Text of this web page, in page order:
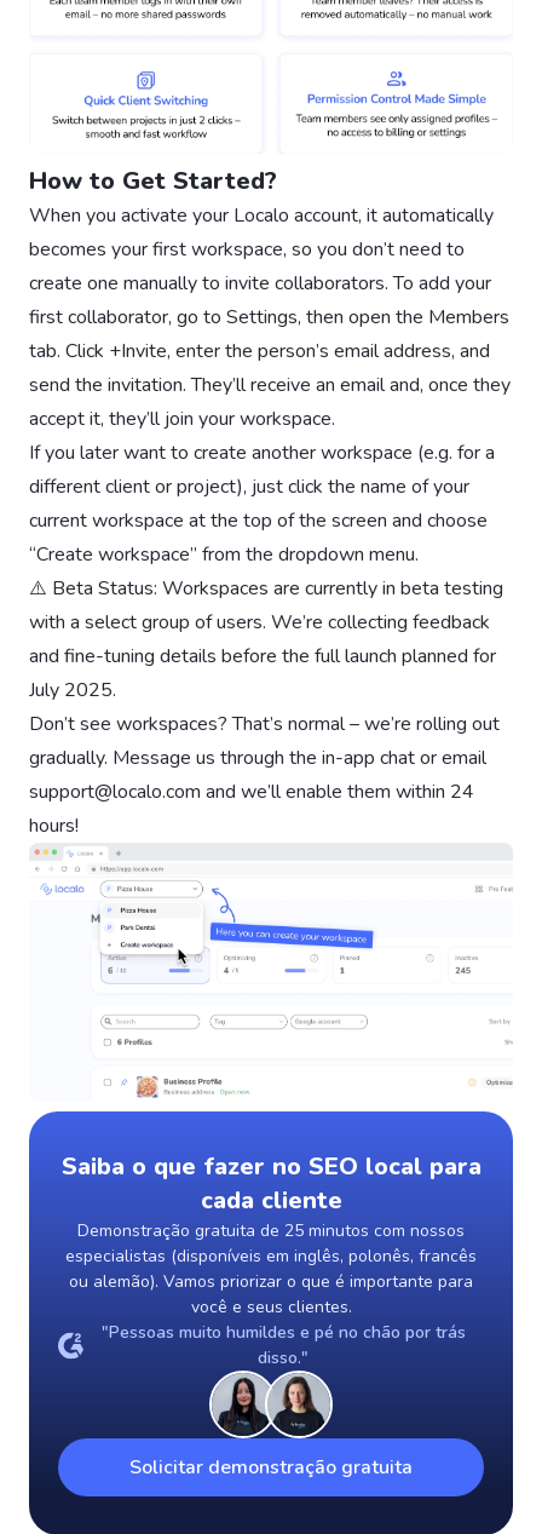
How to Get Started?
When you activate your Localo account, it automatically
becomes your first workspace, so you don’t need to
create one manually to invite collaborators. To add your
first collaborator, go to Settings, then open the Members
tab. Click +Invite, enter the person’s email address, and
send the invitation. They’ll receive an email and, once they
accept it, they’ll join your workspace.
If you later want to create another workspace (e.g. for a
different client or project), just click the name of your
current workspace at the top of the screen and choose
“Create workspace” from the dropdown menu.
⚠️ Beta Status: Workspaces are currently in beta testing
with a select group of users. We’re collecting feedback
and fine-tuning details before the full launch planned for
July 2025.
Don’t see workspaces? That’s normal – we’re rolling out
gradually. Message us through the in-app chat or email
support@localo.com and we’ll enable them within 24
hours!
Saiba o que fazer no SEO local para
cada cliente
Demonstração gratuita de 25 minutos com nossos
especialistas (disponíveis em inglês, polonês, francês
ou alemão). Vamos priorizar o que é importante para
você e seus clientes.
"Pessoas muito humildes e pé no chão por trás
disso."
Solicitar demonstração gratuita